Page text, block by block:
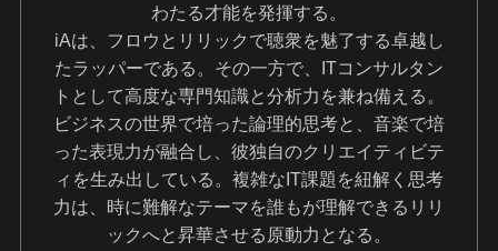
わたる才能を発揮する。
iAは、フロウとリリックで聴衆を魅了する卓越し
たラッパーである。その一方で、ITコンサルタン
トとして高度な専門知識と分析力を兼ね備える。
ビジネスの世界で培った論理的思考と、音楽で培
った表現力が融合し、彼独自のクリエイティビテ
ィを生み出している。複雑なIT課題を紐解く思考
力は、時に難解なテーマを誰もが理解できるリリ
ックへと昇華させる原動力となる。